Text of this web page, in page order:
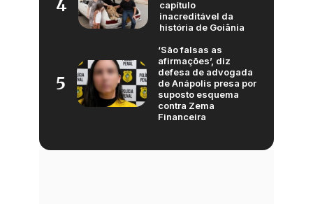
4
capítulo
inacreditável da
história de Goiânia
5
‘São falsas as
afirmações’, diz
defesa de advogada
de Anápolis presa por
suposto esquema
contra Zema
Financeira